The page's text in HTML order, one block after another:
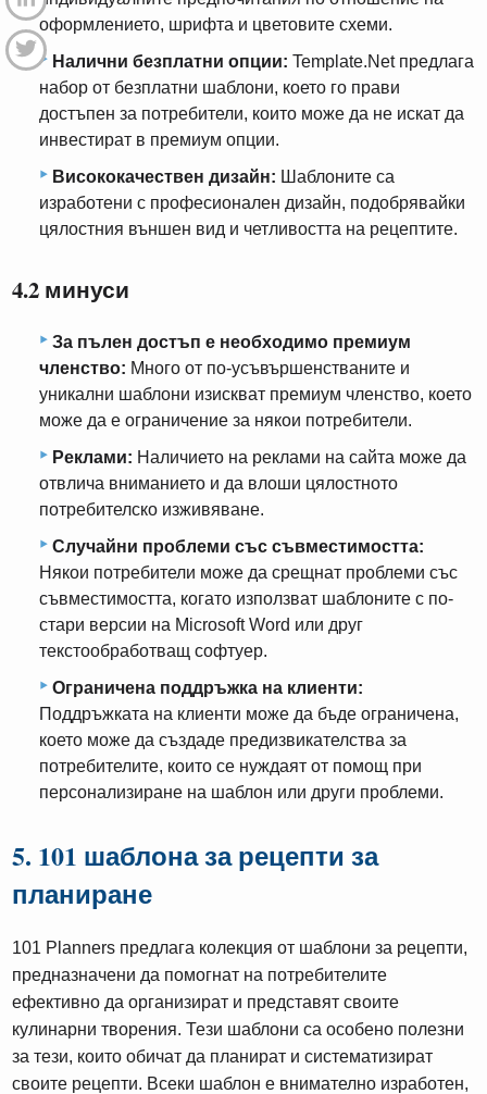
оформлението, шрифта и цветовите схеми.
Налични безплатни опции: Template.Net предлага
набор от безплатни шаблони, което го прави
достъпен за потребители, които може да не искат да
инвестират в премиум опции.
Висококачествен дизайн: Шаблоните са
изработени с професионален дизайн, подобрявайки
цялостния външен вид и четливостта на рецептите.
4.2 минуси
За пълен достъп е необходимо премиум
членство: Много от по-усъвършенстваните и
уникални шаблони изискват премиум членство, което
може да е ограничение за някои потребители.
Реклами: Наличието на реклами на сайта може да
отвлича вниманието и да влоши цялостното
потребителско изживяване.
Случайни проблеми със съвместимостта:
Някои потребители може да срещнат проблеми със
съвместимостта, когато използват шаблоните с по-
стари версии на Microsoft Word или друг
текстообработващ софтуер.
Ограничена поддръжка на клиенти:
Поддръжката на клиенти може да бъде ограничена,
което може да създаде предизвикателства за
потребителите, които се нуждаят от помощ при
персонализиране на шаблон или други проблеми.
5. 101 шаблона за рецепти за
планиране
101 Planners предлага колекция от шаблони за рецепти,
предназначени да помогнат на потребителите
ефективно да организират и представят своите
кулинарни творения. Тези шаблони са особено полезни
за тези, които обичат да планират и систематизират
своите рецепти. Всеки шаблон е внимателно изработен,